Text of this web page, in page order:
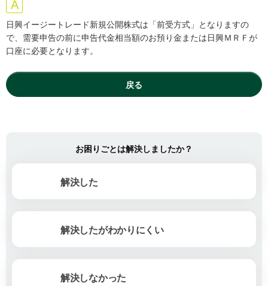
日興イージートレード新規公開株式は「前受方式」となりますの
で、需要申告の前に申告代金相当額のお預り金または日興ＭＲＦが
口座に必要となります。
戻る
お困りごとは解決しましたか？
解決した
解決したがわかりにくい
解決しなかった